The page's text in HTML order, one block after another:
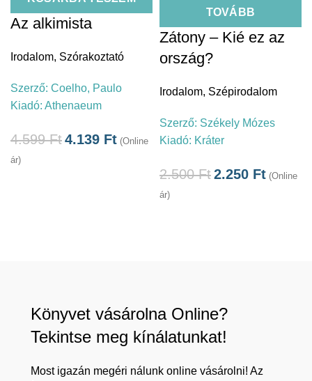
Az alkimista
Irodalom, Szórakoztató
Szerző: Coelho, Paulo
Kiadó: Athenaeum
4.599Ft4.139 Ft (Online
ár)
TOVÁBB
Zátony – Kié ez az
ország?
Irodalom, Szépirodalom
Szerző: Székely Mózes
Kiadó: Kráter
2.500Ft2.250 Ft (Online
ár)
Könyvet vásárolna Online?
Tekintse meg kínálatunkat!
Most igazán megéri nálunk online vásárolni! Az